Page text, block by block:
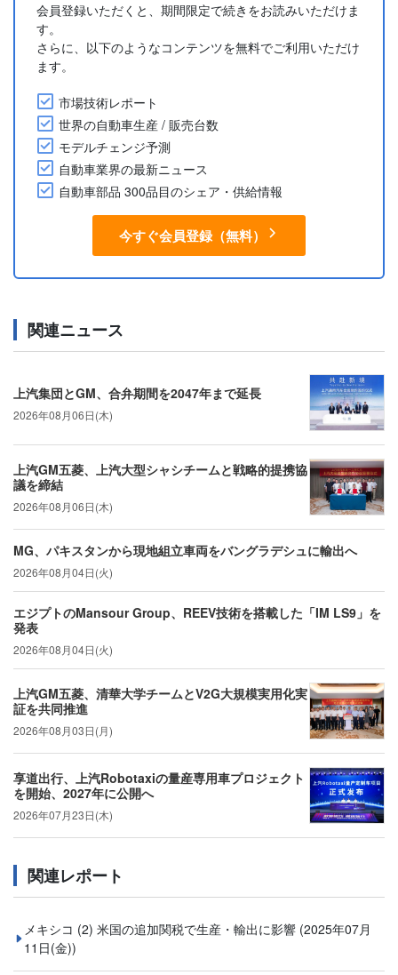
会員登録いただくと、期間限定で続きをお読みいただけま
す。
さらに、以下のようなコンテンツを無料でご利用いただけ
ます。
市場技術レポート
世界の自動車生産 / 販売台数
モデルチェンジ予測
自動車業界の最新ニュース
自動車部品 300品目のシェア・供給情報
今すぐ会員登録（無料）
関連ニュース
上汽集団とGM、合弁期間を2047年まで延長
2026年08月06日(木)
上汽GM五菱、上汽大型シャシチームと戦略的提携協
議を締結
2026年08月06日(木)
MG、パキスタンから現地組立車両をバングラデシュに輸出へ
2026年08月04日(火)
エジプトのMansour Group、REEV技術を搭載した「IM LS9」を
発表
2026年08月04日(火)
上汽GM五菱、清華大学チームとV2G大規模実用化実
証を共同推進
2026年08月03日(月)
享道出行、上汽Robotaxiの量産専用車プロジェクト
を開始、2027年に公開へ
2026年07月23日(木)
関連レポート
メキシコ (2) 米国の追加関税で生産・輸出に影響 (2025年07月
11日(金))